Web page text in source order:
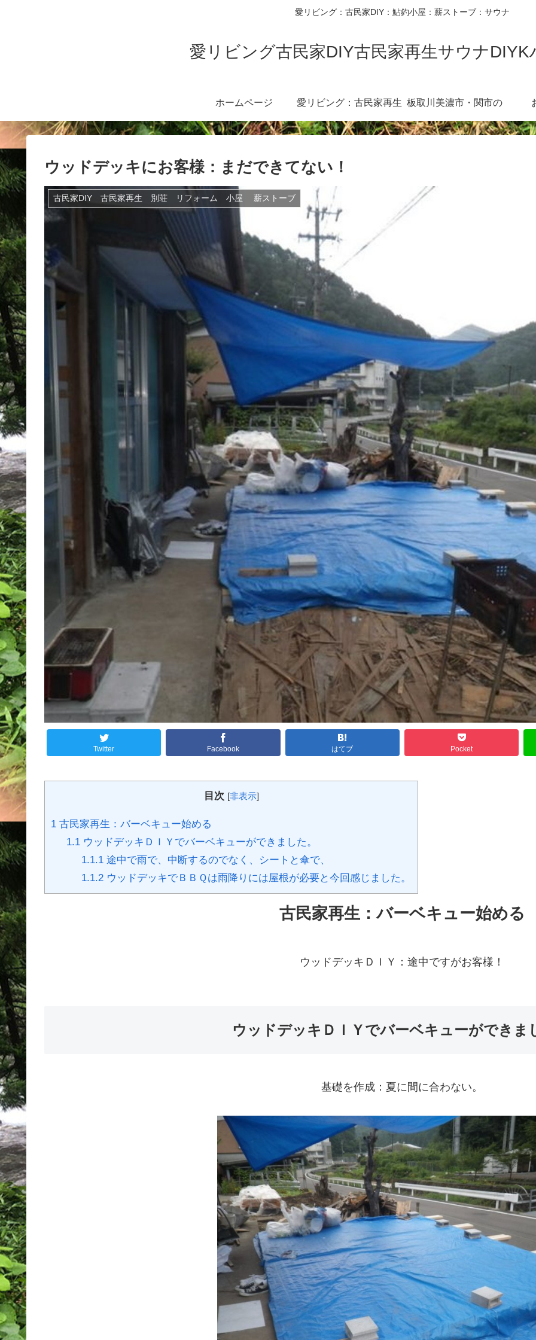
愛リビング：古民家DIY：鮎釣小屋：薪ストーブ：サウナ
愛リビング古民家DIY古民家再生サウナDIYK
ホームページ 愛リビング：古民家再生
diy360度
板取川美濃市・関市の
川：３６０度カメラ
ウッドデッキにお客様：まだできてない！
古民家DIY 古民家再生 別荘 リフォーム 小屋 薪ストーブ
Twitter Facebook はてブ Pocket
目次 [非表示]
1 古民家再生：バーベキュー始める
1.1ウッドデッキＤＩＹでバーベキューができました。
1.1.1 途中で雨で、中断するのでなく、シートと傘で、
1.1.2 ウッドデッキでＢＢＱは雨降りには屋根が必要と今回感じました。
古民家再生：バーベキュー始める
ウッドデッキＤＩＹ：途中ですがお客様！
ウッドデッキＤＩＹでバーベキューができま
基礎を作成：夏に間に合わない。